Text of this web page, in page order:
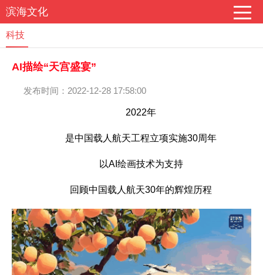
滨海文化
科技
AI描绘“天宫盛宴”
发布时间：2022-12-28 17:58:00
2022年
是中国载人航天工程立项实施30周年
以AI绘画技术为支持
回顾中国载人航天30年的辉煌历程